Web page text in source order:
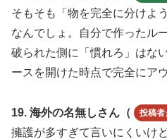
そもそも「物を完全に分けよ
なんでしょ。自分で作ったル
破られた側に「慣れろ」はな
ースを開けた時点で完全にア
19. 海外の名無しさん（ 投稿
擁護が多すぎて言いにくいけ